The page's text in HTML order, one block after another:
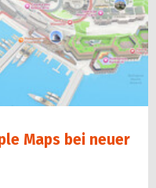
Maps bei neuer